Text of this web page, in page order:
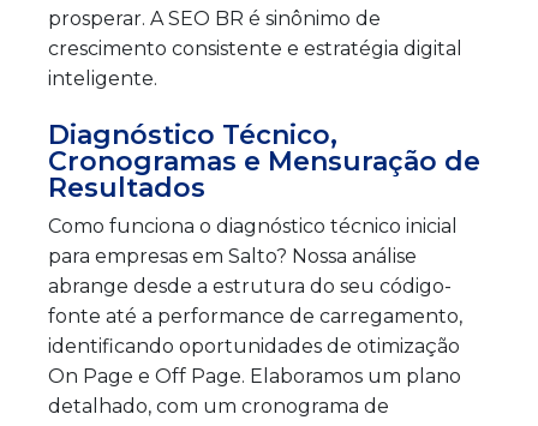
prosperar. A SEO BR é sinônimo de
crescimento consistente e estratégia digital
inteligente.
Diagnóstico Técnico,
Cronogramas e Mensuração de
Resultados
Como funciona o diagnóstico técnico inicial
para empresas em Salto? Nossa análise
abrange desde a estrutura do seu código-
fonte até a performance de carregamento,
identificando oportunidades de otimização
On Page e Off Page. Elaboramos um plano
detalhado, com um cronograma de